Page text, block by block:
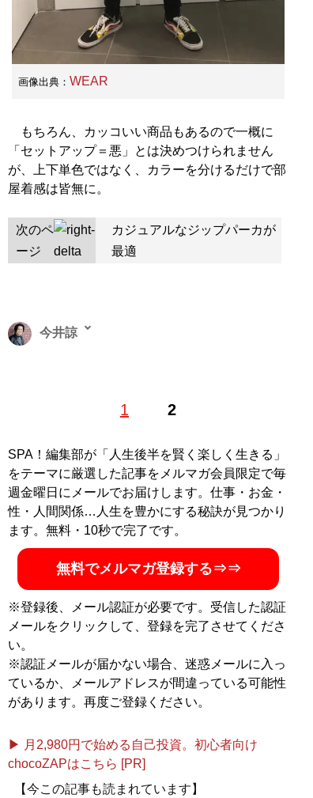
画像出典： WEAR
もちろん、カッコいい商品もあるので一概に
「セットアップ＝悪」とは決めつけられません
が、上下単色ではなく、カラーを分けるだけで部
屋着感は皆無に。
次のペ
ージ
カジュアルなジップパーカが
最適
1 2
今井諒
ィレクター。かつて若者たちから絶大な人気を誇ったメ
ら、19歳で衣料品生産請負会社へ入社し、ファッション
業界へ飛び込む。以後は自身のブランド
「blutenblatt（ブリューテンブラット）」を設立し、
2008年に独立。現在はメンズファッションを中心とした
セレクトショップ「 A.R.K ONLINE STORE
」運営のほ
か、特許を取得した世界初の変身帽子ブランド「
ヘッズ
」の主宰を務める。プライベートでは二児の父と
なり、“イケてる親父”を目指して仕事に育児に奮闘中！
記事一覧へ
SPA！編集部が「人生後半を賢く楽しく生きる」
をテーマに厳選した記事をメルマガ会員限定で毎
週金曜日にメールでお届けします。仕事・お金・
性・人間関係…人生を豊かにする秘訣が見つかり
ます。無料・10秒で完了です。
無料でメルマガ登録する⇒⇒
※登録後、メール認証が必要です。受信した認証
メールをクリックして、登録を完了させてくださ
い。
※認証メールが届かない場合、迷惑メールに入っ
ているか、メールアドレスが間違っている可能性
があります。再度ご登録ください。
▶ 月2,980円で始める自己投資。初心者向け
chocoZAPはこちら [PR]
【今この記事も読まれています】